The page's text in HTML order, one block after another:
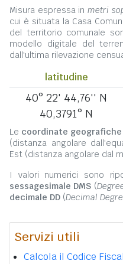
Misura espressa in metri
cui è situata la Casa
del territorio comunale
modello digitale del
dall'ultima rilevazione
latitudine
40° 22' 44,76'' N
40,3791° N
Le coordinate geografiche
(distanza angolare
Est (distanza angolare dal
I valori numerici sono
sessagesimale DMS (
decimale DD (Decimal
Servizi utili
Calcola il Codice